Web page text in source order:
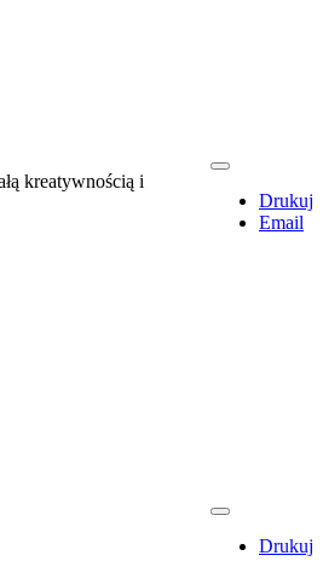
Drukuj
Email
kreatywnością i
Drukuj